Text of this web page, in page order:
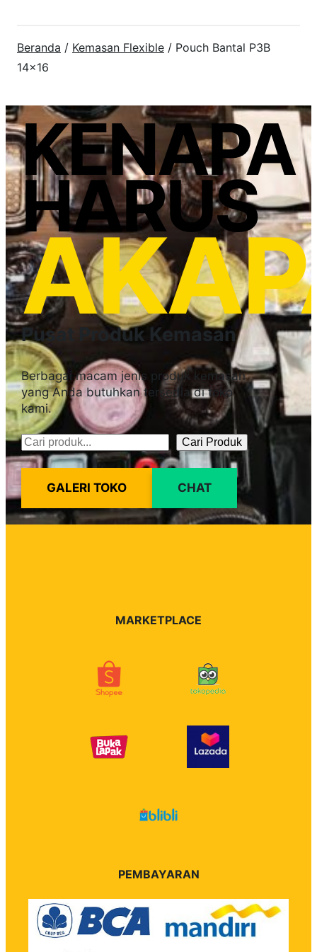
Beranda / Kemasan Flexible / Pouch Bantal P3B
14×16
KENAPA
HARUS
Pusat Produk Kemasan
Berbagai macam jenis produk kemasan
yang Anda butuhkan tersedia di toko
kami.
Pencarian Cari Produk
GALERI TOKO CHAT
MARKETPLACE
PEMBAYARAN